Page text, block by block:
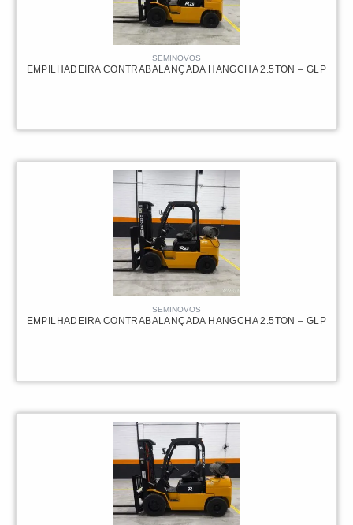
SEMINOVOS
EMPILHADEIRA CONTRABALANÇADA HANGCHA 2.5TON – GLP
SEMINOVOS
EMPILHADEIRA CONTRABALANÇADA HANGCHA 2.5TON – GLP